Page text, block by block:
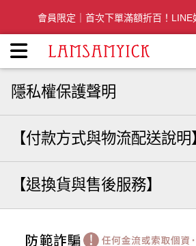
妝刷具
會員限定｜首次下單滿額折百！LINE
全台滿千免運🛒訂單付款後3~5
隱私權保護聲明
【付款方式與物流配送說明
【退換貨與售後服務】